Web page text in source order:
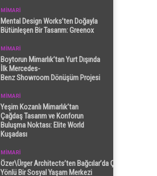
MİMARİ
Mental Design Works’ten Doğayla
Bütünleşen Bir Tasarım: Greenox
MİMARİ
Boytorun Mimarlık’tan Yurt Dışında
İlk Mercedes-
Benz Showroom Dönüşüm Projesi
MİMARİ
Yeşim Kozanlı Mimarlık’tan
Çağdaş Tasarım ve Konforun
Buluşma Noktası: Elite World
Kuşadası
MİMARİ
Özer\Ürger Architects’ten Bağcılar’da Çok
Yönlü Bir Sosyal Yaşam Merkezi